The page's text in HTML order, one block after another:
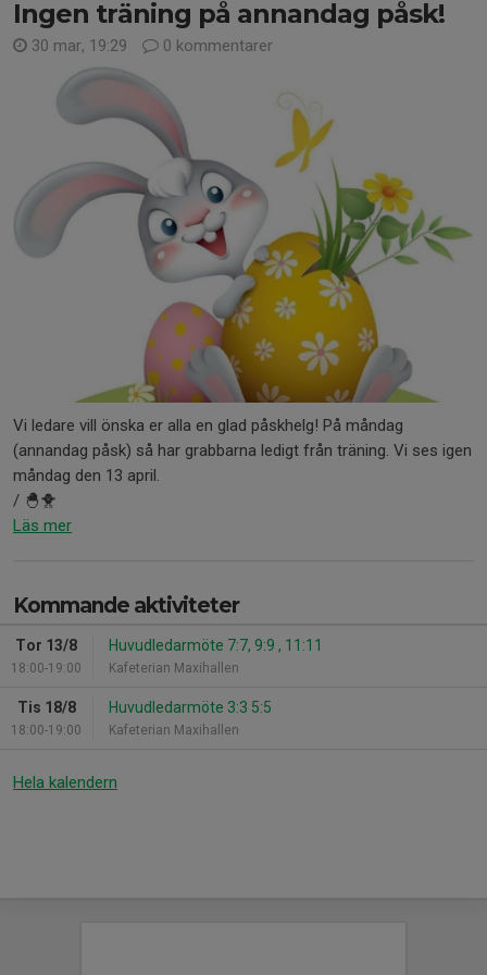
Ingen träning på annandag påsk!
30 mar, 19:29 0 kommentarer
Vi ledare vill önska er alla en glad påskhelg! På måndag
(annandag påsk) så har grabbarna ledigt från träning. Vi ses igen
måndag den 13 april.
/ 🐣🐥
Läs mer
Kommande aktiviteter
Tor 13/8
18:00-19:00
Huvudledarmöte 7:7, 9:9 , 11:11
Kafeterian Maxihallen
Tis 18/8
18:00-19:00
Huvudledarmöte 3:3 5:5
Kafeterian Maxihallen
Hela kalendern